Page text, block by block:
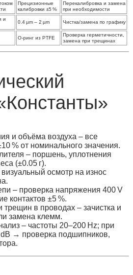
Прецизионные
калибровки ±5 %
Перекалибровка и замена
при необходимости
и
0.4 µm – 2 µm Чистка/замена по графику
O‑ринг из PTFE
Проверка герметичности,
замена при трещинах
и объёма воздуха – все
% от номинального значения.
– поршень, уплотнения
(±0.05 г).
визуальный осмотр на износ
– проверка напряжения 400 V
контактов ±5 %.
в проводах – зачистка и
замена клемм.
– частоты 20–200 Hz; при
dB → проверка подшипников,